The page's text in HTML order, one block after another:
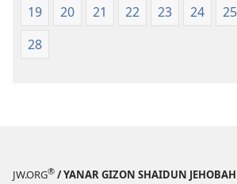
19
20 21 22 23 24 25
28
JW.ORG® / YANAR GIZON SHAIDUN JEHOBAH